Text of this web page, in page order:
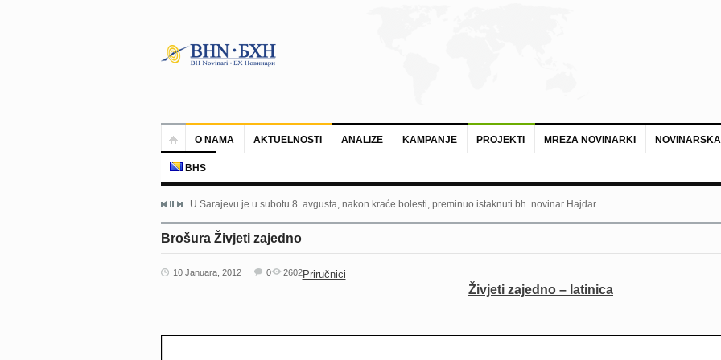
O NAMA AKTUELNOSTI ANALIZE KAMPANJE PROJEKTI MREZA NOVINARKI
BHS
U Sarajevu je u subotu 8. avgusta, nakon kraće bolesti, preminuo istaknuti bh. novinar Hajdar...
Brošura Živjeti zajedno
10 Januara, 2012 Priručnici
0 2602
Živjeti zajedno – latinica